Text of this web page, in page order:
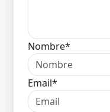
Nombre*
Email*